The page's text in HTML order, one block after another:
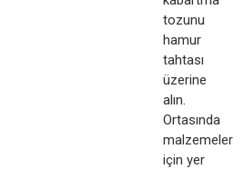
tozunu
hamur
tahtası
üzerine
alın.
Ortasında
malzemeler
için yer